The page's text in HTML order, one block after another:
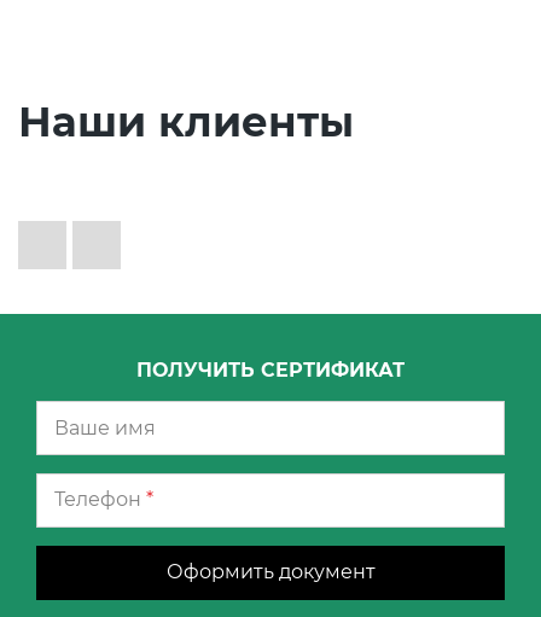
Наши клиенты
ПОЛУЧИТЬ СЕРТИФИКАТ
Телефон *
Оформить документ